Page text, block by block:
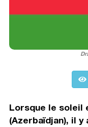
Lorsque le soleil
(Azerbaïdjan), il